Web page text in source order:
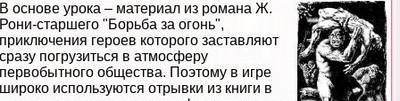
В основе урока – материал из романа Ж.
Рони-старшего "Борьба за огонь",
приключения героев которого заставляют
сразу погрузиться в атмосферу
первобытного общества. Поэтому в игре
широко используются отрывки из книги в